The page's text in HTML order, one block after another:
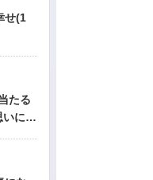
せ(1
たる
にな